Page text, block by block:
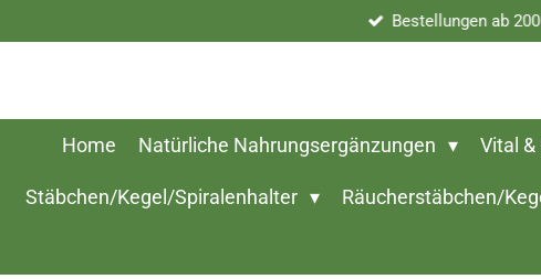
Hauptinhalt
Bestellungen ab
Home Natürliche Nahrungsergänzungen Vital
Stäbchen/Kegel/Spiralenhalter Räucherstäbchen/